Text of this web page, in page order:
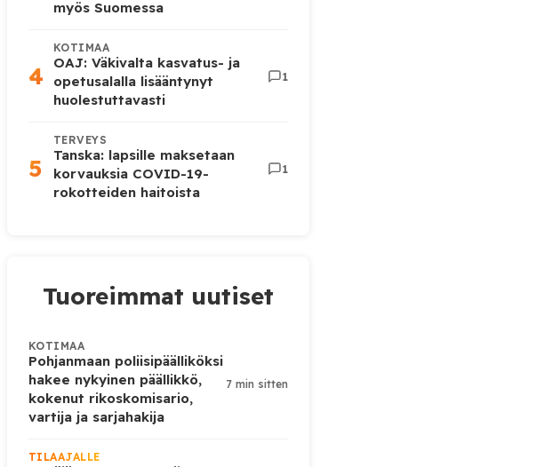
myös Suomessa
4
KOTIMAA
OAJ: Väkivalta kasvatus- ja
opetusalalla lisääntynyt
huolestuttavasti
1
5
TERVEYS
Tanska: lapsille maksetaan
korvauksia COVID-19-
rokotteiden haitoista
1
Tuoreimmat uutiset
KOTIMAA
Pohjanmaan poliisipäälliköksi
hakee nykyinen päällikkö,
kokenut rikoskomisario,
vartija ja sarjahakija
7 min sitten
TILAAJALLE